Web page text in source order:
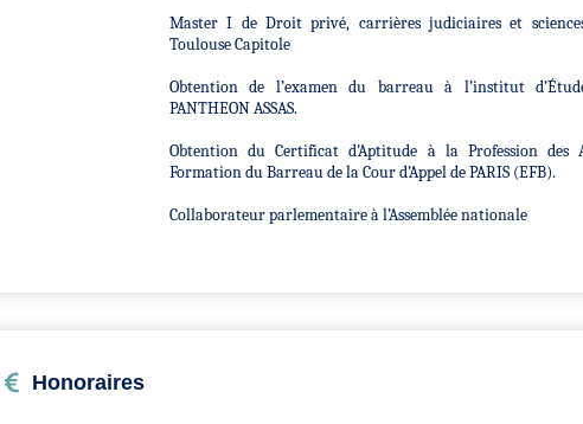
Master I de Droit privé, carrières judiciaires et
Toulouse Capitole
Obtention de l’examen du barreau à l’institut
PANTHEON ASSAS.
Obtention du Certificat d’Aptitude à la Profession des
Formation du Barreau de la Cour d’Appel de PARIS (EFB).
Collaborateur parlementaire à l’Assemblée nationale
Honoraires